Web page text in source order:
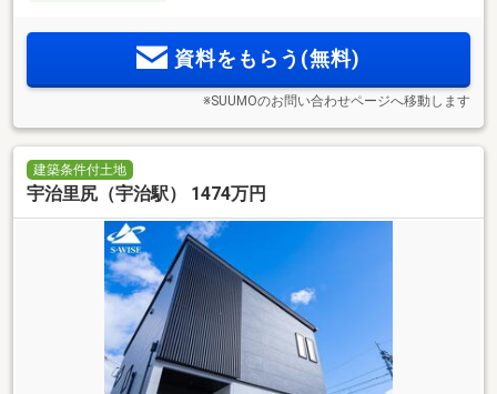
資料をもらう(無料)
※SUUMOのお問い合わせページへ移動します
建築条件付土地
宇治里尻（宇治駅） 1474万円